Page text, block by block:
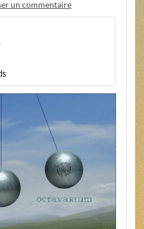
un commentaire